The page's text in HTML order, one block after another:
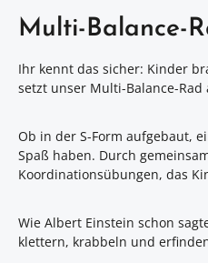
Multi-Balance-
Ihr kennt das sicher: Kinder
setzt unser Multi-Balance-
Ob in der S-Form aufgebaut,
Spaß haben. Durch
Koordinationsübungen, das
Wie Albert Einstein schon
klettern, krabbeln und